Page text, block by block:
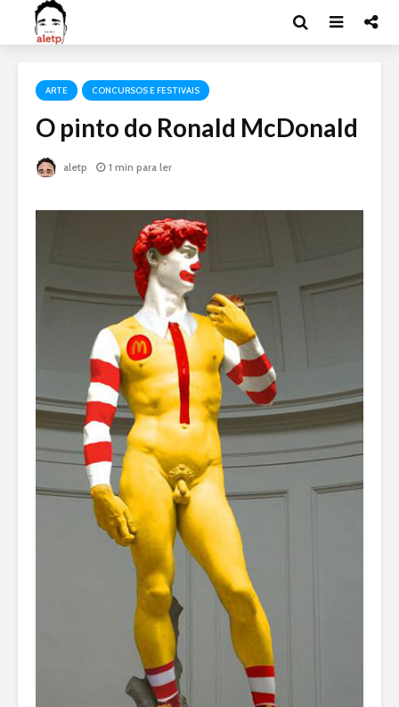
ARTE CONCURSOS E FESTIVAIS
O pinto do Ronald McDonald
aletp 1 min para ler